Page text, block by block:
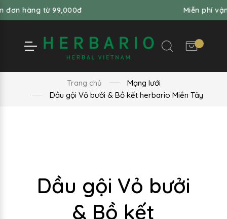
từ 99,000đ Miễn phí vận
Trang chủ
Mạng lưới
Dầu gội Vỏ bưởi & Bồ kết herbario Miền Tây
Dầu gội Vỏ bưởi
& Bồ kết